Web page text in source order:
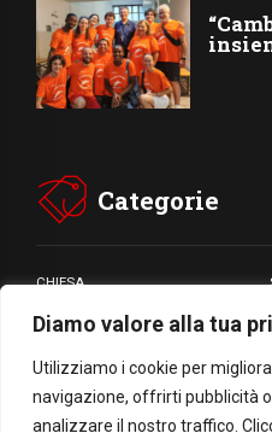
Diamo valore alla tua
Utilizziamo i cookie per
navigazione, offrirti pubblicità
analizzare il nostro traffico.
Categorie
CHIESA
CARITÁ
CULTURA